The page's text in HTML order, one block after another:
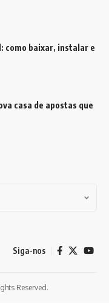
como baixar, instalar e
casa de apostas que
Siga-nos
Reserved.